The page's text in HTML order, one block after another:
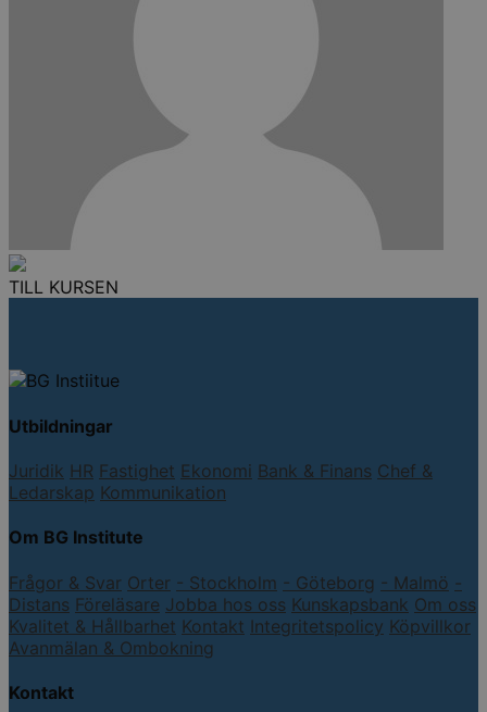
TILL KURSEN
Utbildningar
Juridik HR Fastighet Ekonomi Bank & Finans Chef &
Ledarskap Kommunikation
Om BG Institute
Frågor & Svar Orter - Stockholm - Göteborg - Malmö -
Distans Föreläsare Jobba hos oss Kunskapsbank Om oss
Kvalitet & Hållbarhet Kontakt Integritetspolicy Köpvillkor
Avanmälan & Ombokning
Kontakt